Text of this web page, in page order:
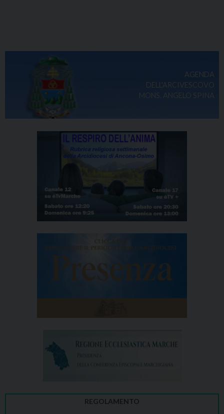
AGENDA
DELL'ARCIVESCOVO
MONS. ANGELO SPINA
REGOLAMENTO